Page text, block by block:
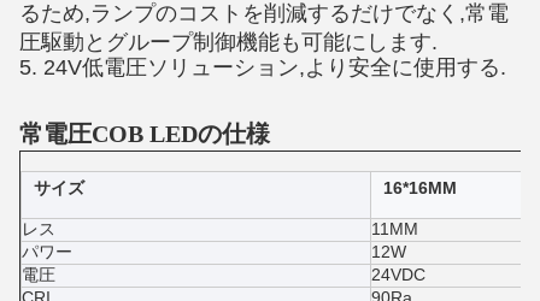
るため,ランプのコストを削減するだけでなく,常電
圧駆動とグループ制御機能も可能にします.
5. 24V低電圧ソリューション,より安全に使用する.
常電圧COB LEDの仕様
サイズ 16*16MM
レス
11MM
パワー
12W
電圧
24VDC